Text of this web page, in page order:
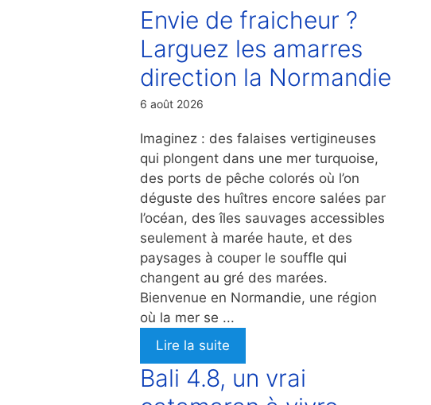
Envie de fraicheur ?
Larguez les amarres
direction la Normandie
6 août 2026
Imaginez : des falaises vertigineuses
qui plongent dans une mer turquoise,
des ports de pêche colorés où l’on
déguste des huîtres encore salées par
l’océan, des îles sauvages accessibles
seulement à marée haute, et des
paysages à couper le souffle qui
changent au gré des marées.
Bienvenue en Normandie, une région
où la mer se ...
Lire la suite
Bali 4.8, un vrai